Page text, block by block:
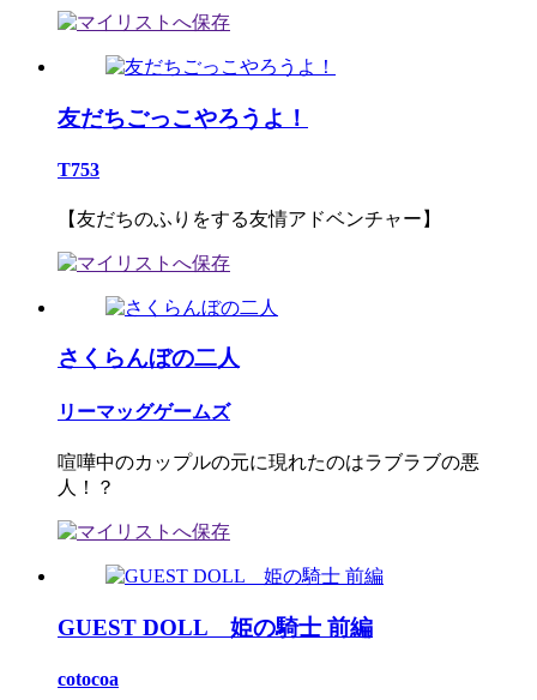
友だちごっこやろうよ！
T753
【友だちのふりをする友情アドベンチャー】
さくらんぼの二人
リーマッグゲームズ
喧嘩中のカップルの元に現れたのはラブラブの悪
人！？
GUEST DOLL 姫の騎士 前編
cotocoa